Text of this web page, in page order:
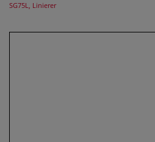
SG75L, Linierer